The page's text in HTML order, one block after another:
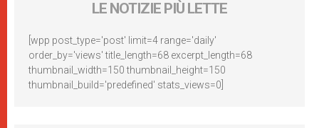
LE NOTIZIE PIÙ LETTE
[wpp post_type='post' limit=4 range='daily'
order_by='views' title_length=68 excerpt_length=68
thumbnail_width=150 thumbnail_height=150
thumbnail_build='predefined' stats_views=0]